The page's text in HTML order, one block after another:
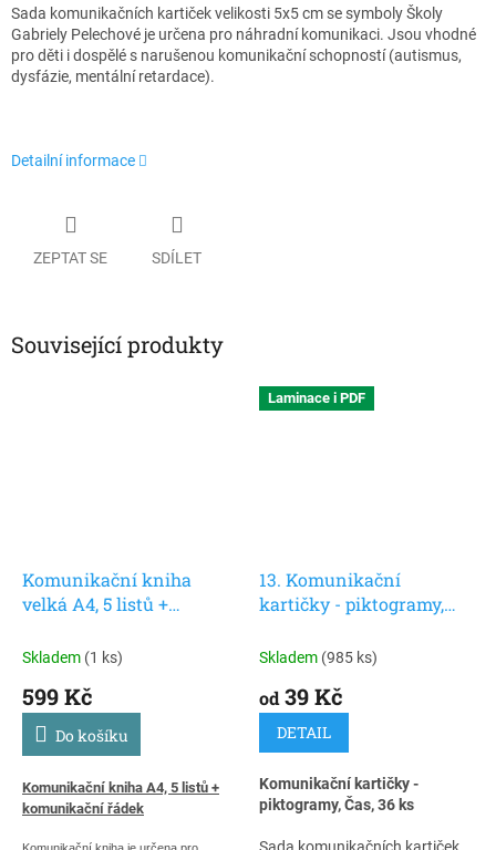
Sada komunikačních kartiček velikosti 5x5 cm se symboly Školy
Gabriely Pelechové je určena pro náhradní komunikaci. Jsou vhodné
pro děti i dospělé s narušenou komunikační schopností (autismus,
dysfázie, mentální retardace).
Detailní informace
ZEPTAT SE SDÍLET
Související produkty
Komunikační kniha
velká A4, 5 listů +
modrá
Skladem (1 ks)
599 Kč
Do košíku
Komunikační kniha A4, 5 listů +
komunikační řádek
Laminace i PDF
13. Komunikační
kartičky - piktogramy,
Skladem (985 ks)
od39 Kč
DETAIL
Komunikační kartičky -
piktogramy, Čas, 36 ks